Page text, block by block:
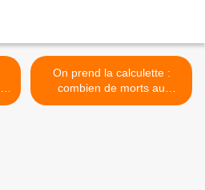
On prend la calculette :
combien de morts au
charbon ? (par Marie